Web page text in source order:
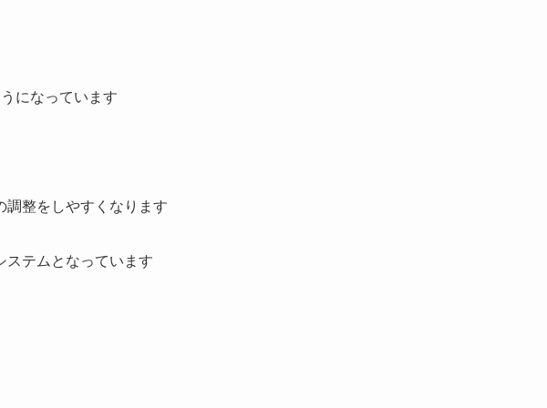
になっています
調整をしやすくなります
ステムとなっています